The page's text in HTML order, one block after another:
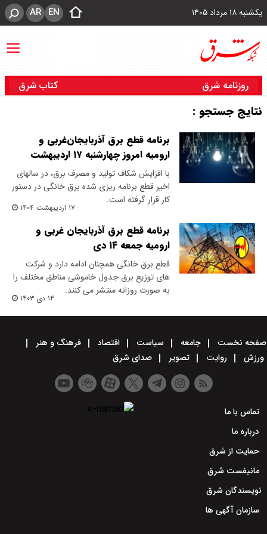
یکشنبه ۱۸ مرداد ۱۴۰۵ EN
AR
روزنامه شرق کتاب شرق
نتایج جستجو :
برنامه قطع برق آذربایجان‌غربی و
ارومیه امروز چهارشنبه ۱۷ اردیبهشت
با افزایش شکاف تولید و مصرف برق، در سالهای
اخیر قطع برنامه ریزی شده برق خانگی در دستور
کار قرار گرفته است.
۱۷ اردیبهشت ۱۴۰۴
برنامه قطع برق آذربایجان غربی و
ارومیه جمعه ۱۴ دی
قطع برق خانگی همچنان ادامه دارد و شرکت
های توزیع برق جدول خاموشی مناطق مختلف را
به صورت روزانه منتشر می کنند.
۱۴ دی ۱۴۰۳
صفحه نخست جامعه سیاست اقتصاد
فرهنگ و هنر
ورزش
روایت تصویر صدای شرق
تماس با ما
درباره ما
حمایت از شرق
مانیفست شرق
نویسندگان شرق
سازمان آگهی ها